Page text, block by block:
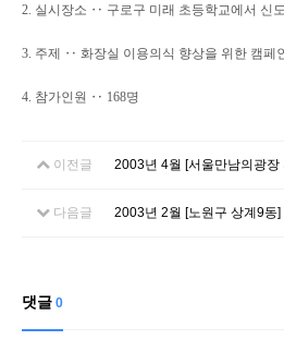
2. 실시장소 ‥ 구로구 미래 초등학교에서 신
3. 주제 ‥ 화장실 이용의식 향상을 위한 캠페
4. 참가인원 ‥ 168명
이전글 2003년 4월 [서울만남의광장
다음글 2003년 2월 [노원구 상계9동]
댓글 0